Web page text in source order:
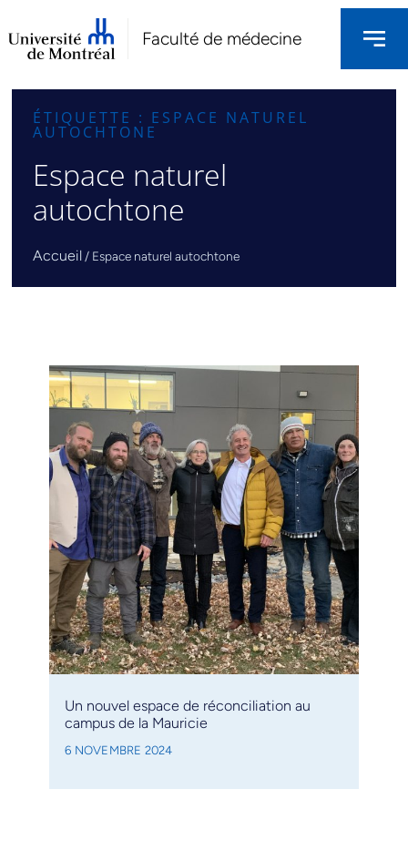
Faculté de médecine
ÉTIQUETTE : ESPACE NATUREL
AUTOCHTONE
Espace naturel
autochtone
Accueil / Espace naturel autochtone
Un nouvel espace de réconciliation au
campus de la Mauricie
6 NOVEMBRE 2024